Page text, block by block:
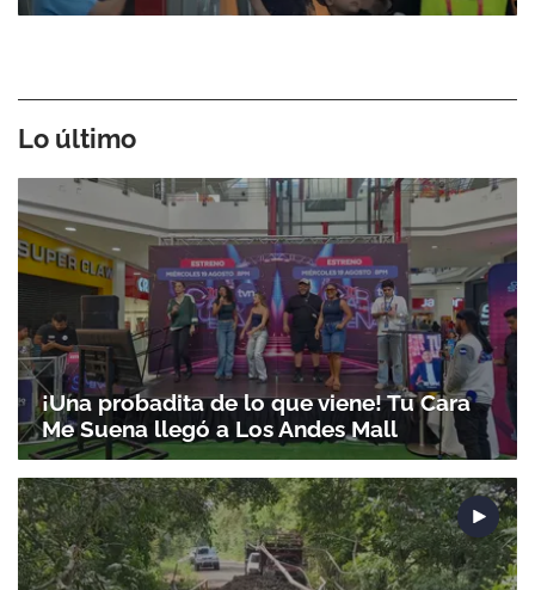
Lo último
¡Una probadita de lo que viene! Tu Cara
Me Suena llegó a Los Andes Mall